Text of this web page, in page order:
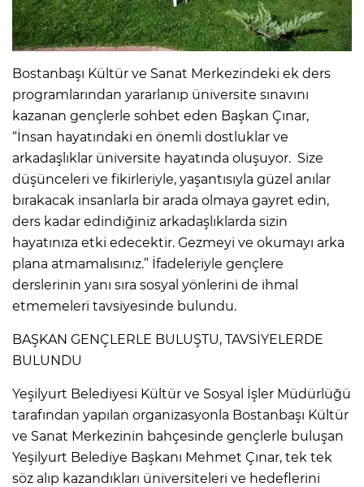
Bostanbaşı Kültür ve Sanat Merkezindeki ek ders
programlarından yararlanıp üniversite sınavını
kazanan gençlerle sohbet eden Başkan Çınar,
“İnsan hayatındaki en önemli dostluklar ve
arkadaşlıklar üniversite hayatında oluşuyor. Size
düşünceleri ve fikirleriyle, yaşantısıyla güzel anılar
bırakacak insanlarla bir arada olmaya gayret edin,
ders kadar edindiğiniz arkadaşlıklarda sizin
hayatınıza etki edecektir. Gezmeyi ve okumayı arka
plana atmamalısınız.” İfadeleriyle gençlere
derslerinin yanı sıra sosyal yönlerini de ihmal
etmemeleri tavsiyesinde bulundu.
BAŞKAN GENÇLERLE BULUŞTU, TAVSİYELERDE
BULUNDU
Yeşilyurt Belediyesi Kültür ve Sosyal İşler Müdürlüğü
tarafından yapılan organizasyonla Bostanbaşı Kültür
ve Sanat Merkezinin bahçesinde gençlerle buluşan
Yeşilyurt Belediye Başkanı Mehmet Çınar, tek tek
söz alıp kazandıkları üniversiteleri ve hedeflerini